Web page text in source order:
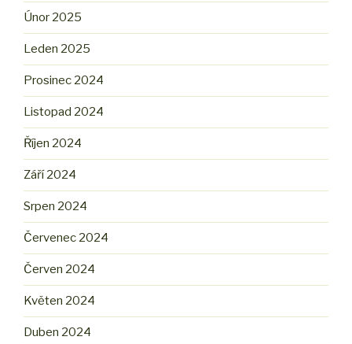
Únor 2025
Leden 2025
Prosinec 2024
Listopad 2024
Říjen 2024
Září 2024
Srpen 2024
Červenec 2024
Červen 2024
Květen 2024
Duben 2024